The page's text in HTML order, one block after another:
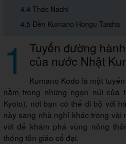
4.4 Thác Nachi
4.5 Đền Kumano Hongu Taisha
1 Tuyến đường
của nước Nhật
Kumano Kodo là một
nằm trong những ngọn núi của
Kyoto), nơi bạn có thể đi bộ với
này sang nhà nghỉ khác trong vài
vời để khám phá vùng nông
thống tôn giáo cổ đại.